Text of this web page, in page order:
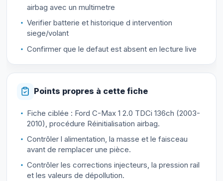
airbag avec un multimetre
Verifier batterie et historique d intervention
siege/volant
Confirmer que le defaut est absent en lecture live
Points propres à cette fiche
Fiche ciblée : Ford C-Max 1 2.0 TDCi 136ch (2003-
2010), procédure Réinitialisation airbag.
Contrôler l alimentation, la masse et le faisceau
avant de remplacer une pièce.
Contrôler les corrections injecteurs, la pression rail
et les valeurs de dépollution.